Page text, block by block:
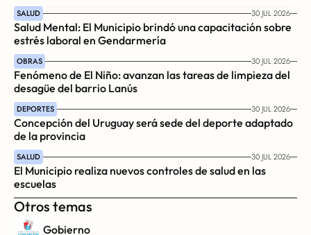
SALUD 30 JUL 2026
Salud Mental: El Municipio brindó una capacitación sobre
estrés laboral en Gendarmería
OBRAS 30 JUL 2026
Fenómeno de El Niño: avanzan las tareas de limpieza del
desagüe del barrio Lanús
DEPORTES 30 JUL 2026
Concepción del Uruguay será sede del deporte adaptado
de la provincia
SALUD 30 JUL 2026
El Municipio realiza nuevos controles de salud en las
escuelas
Otros temas
Gobierno